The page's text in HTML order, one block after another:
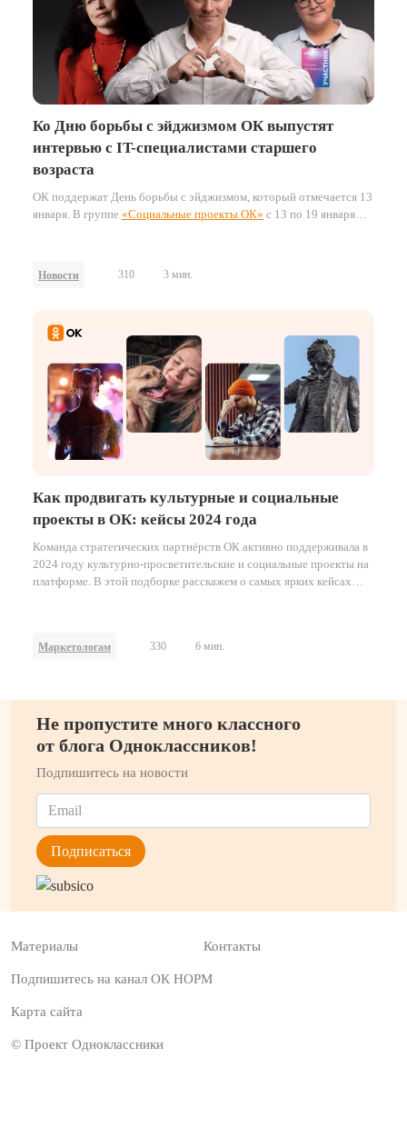
Ко Дню борьбы с эйджизмом ОК выпустят
интервью с IT-специалистами старшего
возраста
ОК поддержат День борьбы с эйджизмом, который отмечается 13
января. В группе «Социальные проекты ОК» с 13 по 19 января
вдохновить пользователей развиваться и достигать своих целей.
Новости 310 3 мин.
Как продвигать культурные и социальные
проекты в ОК: кейсы 2024 года
Команда стратегических партнёрств ОК активно поддерживала в
2024 году культурно-просветительские и социальные проекты на
платформе. В этой подборке расскажем о самых ярких кейсах
Маркетологам 330 6 мин.
Не пропустите много классного
от блога Одноклассников!
Подпишитесь на новости
Материалы Контакты
Подпишитесь на канал ОК НОРМ
Карта сайта
© Проект Одноклассники